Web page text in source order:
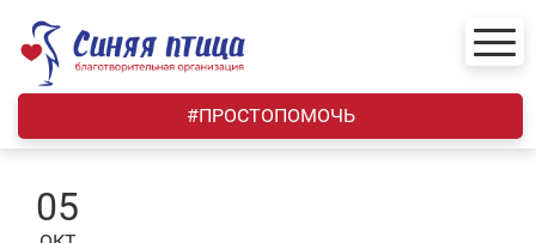
content
#ПРОСТОПОМОЧЬ
05